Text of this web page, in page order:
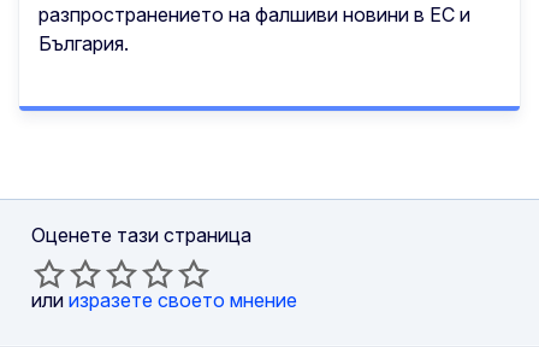
разпространението на фалшиви новини в ЕС и
България.
Оценете тази страница
или изразете своето мнение